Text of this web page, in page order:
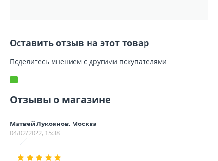
Оставить отзыв на этот товар
Поделитесь мнением с другими покупателями
Отзывы о магазине
Матвей Лукоянов, Москва
04/02/2022, 15:38